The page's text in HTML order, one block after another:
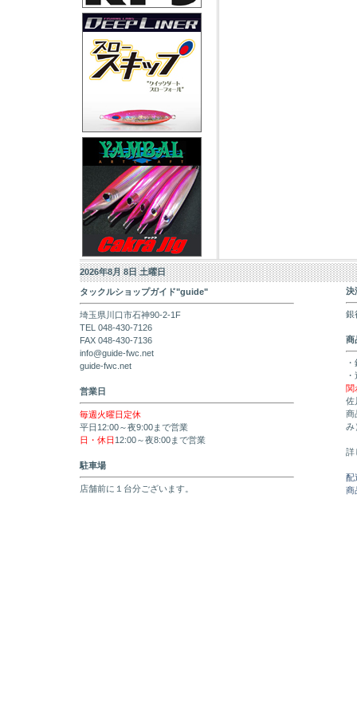
2026年8月 8日 土曜日
タックルショップガイド"guide"
埼玉県川口市石神90-2-1F
TEL 048-430-7126
FAX 048-430-7136
info@guide-fwc.net
guide-fwc.net
営業日
毎週火曜日定休
平日12:00～夜9:00まで営業
日・休日 12:00～夜8:00まで営業
駐車場
店舗前に１台分ございます。
決
銀
商
関
佐
商
み
詳
配
商